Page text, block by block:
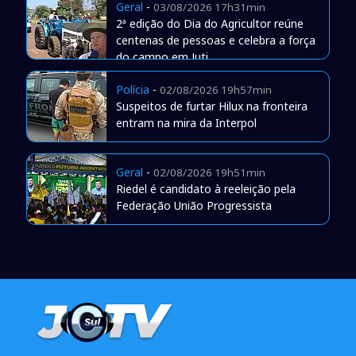
Geral - 03/08/2026 17h31min
2ª edição do Dia do Agricultor reúne
centenas de pessoas e celebra a força
do campo em Juti
Polícia - 02/08/2026 19h57min
Suspeitos de furtar Hilux na fronteira
entram na mira da Interpol
Geral - 02/08/2026 19h51min
Riedel é candidato à reeleição pela
Federação União Progressista